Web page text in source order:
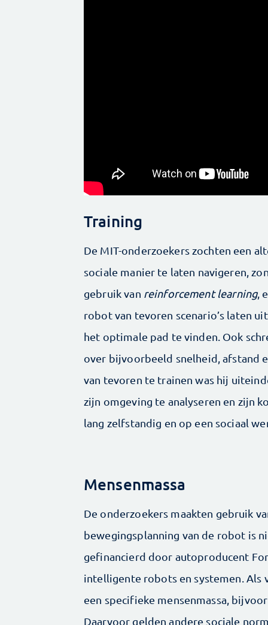
Training
De MIT-onderzoekers zochten een
sociale manier te laten navigeren,
gebruik van reinforcement learning,
robot van tevoren scenario’s laten
het optimale pad te vinden. Ook
over bijvoorbeeld snelheid, afstand
van tevoren te trainen was hij
zijn omgeving te analyseren en zijn
lang zelfstandig en op een sociaal
Mensenmassa
De onderzoekers maakten gebruik
bewegingsplanning van de robot is
gefinancierd door autoproducent
intelligente robots en systemen. Als
een specifieke mensenmassa,
Daarvoor gelden andere sociale